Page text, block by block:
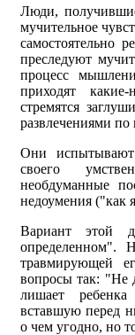
Люди,
мучительное
самостоятельно
преследуют
процесс
приходят
стремятся
развлечениями
Они испытывают
своего
необдуманные
недоумения ("как
Вариант этой
определенном".
травмирующей
вопросы так: "Не
лишает
вставшую перед
о чем угодно, но